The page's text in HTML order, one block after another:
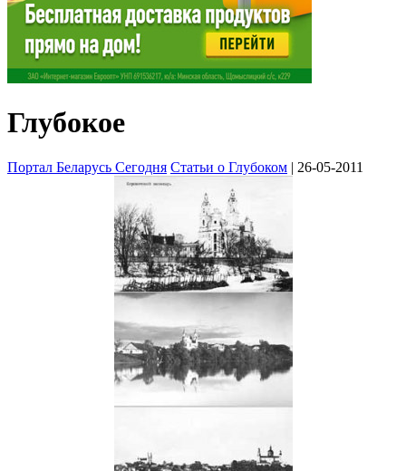
Глубокое
Портал Беларусь Сегодня Статьи о Глубоком | 26-05-2011